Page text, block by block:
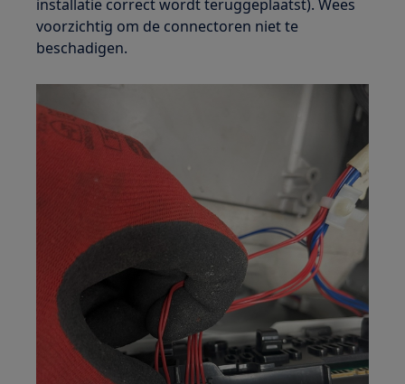
installatie correct wordt teruggeplaatst). Wees
voorzichtig om de connectoren niet te
beschadigen.